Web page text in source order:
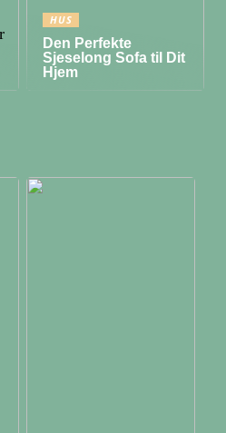
HUS
Den Perfekte
Sjeselong Sofa til Dit
Hjem